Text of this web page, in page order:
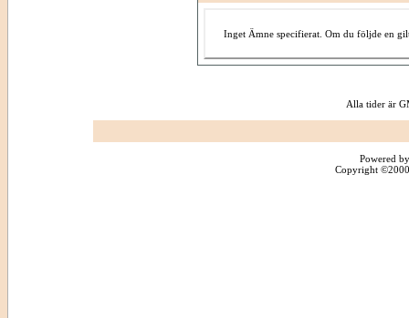
Inget Ämne specifierat. Om du följde en
Alla tider är
Powered
Copyright